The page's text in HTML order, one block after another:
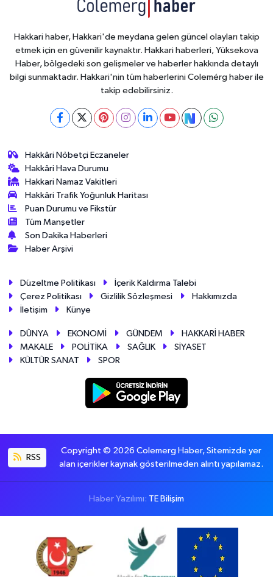
Hakkari haber, Hakkari'de meydana gelen güncel olayları takip
etmek için en güvenilir kaynaktır. Hakkari haberleri, Yüksekova
Haber, bölgedeki son gelişmeler ve haberler hakkında detaylı
bilgi sunmaktadır. Hakkari'nin tüm haberlerini Colemérg haber ile
takip edebilirsiniz.
Hakkâri Nöbetçi Eczaneler
Hakkâri Hava Durumu
Hakkari Namaz Vakitleri
Hakkâri Trafik Yoğunluk Haritası
Puan Durumu ve Fikstür
Tüm Manşetler
Son Dakika Haberleri
Haber Arşivi
Düzeltme Politikası
İçerik Kaldırma Talebi
Çerez Politikası
Gizlilik Sözleşmesi
Hakkımızda
İletişim
Künye
DÜNYA EKONOMİ GÜNDEM
HAKKARİ HABER
MAKALE
POLİTİKA SAĞLIK
SİYASET
KÜLTÜR SANAT
SPOR
RSS
Copyright © 2026 Colemerg Haber, Sitemizde yer
alan içerikler kaynak gösterilmeden alıntı yapılamaz.
Haber Yazılımı: TE Bilişim